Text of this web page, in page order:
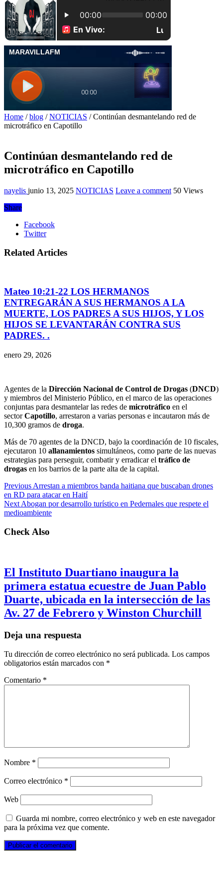
Home / blog / NOTICIAS / Continúan desmantelando red de
microtráfico en Capotillo
Continúan desmantelando red de
microtráfico en Capotillo
nayelis junio 13, 2025 NOTICIAS Leave a comment 50 Views
Share
Facebook
Twitter
Related Articles
Mateo 10:21-22 LOS HERMANOS
ENTREGARÁN A SUS HERMANOS A LA
MUERTE, LOS PADRES A SUS HIJOS, Y LOS
HIJOS SE LEVANTARÁN CONTRA SUS
PADRES. .
enero 29, 2026
Agentes de la Dirección Nacional de Control de Drogas (DNCD)
y miembros del Ministerio Público, en el marco de las operaciones
conjuntas para desmantelar las redes de microtráfico en el
sectorCapotillo, arrestaron a varias personas e incautaron más de
10,300 gramos de droga.
Más de 70 agentes de la DNCD, bajo la coordinación de 10 fiscales,
ejecutaron 10 allanamientos simultáneos, como parte de las nuevas
estrategias para perseguir, combatir y erradicar el tráfico de
drogas en los barrios de la parte alta de la capital.
Previous Arrestan a miembros banda haitiana que buscaban drones
en RD para atacar en Haití
Next Abogan por desarrollo turístico en Pedernales que respete el
medioambiente
Check Also
El Instituto Duartiano inaugura la
primera estatua ecuestre de Juan Pablo
Duarte, ubicada en la intersección de las
Av. 27 de Febrero y Winston Churchill
Deja una respuesta
Tu dirección de correo electrónico no será publicada. Los campos
obligatorios están marcados con *
Comentario *
Nombre *
Correo electrónico *
Web
Guarda mi nombre, correo electrónico y web en este navegador
para la próxima vez que comente.